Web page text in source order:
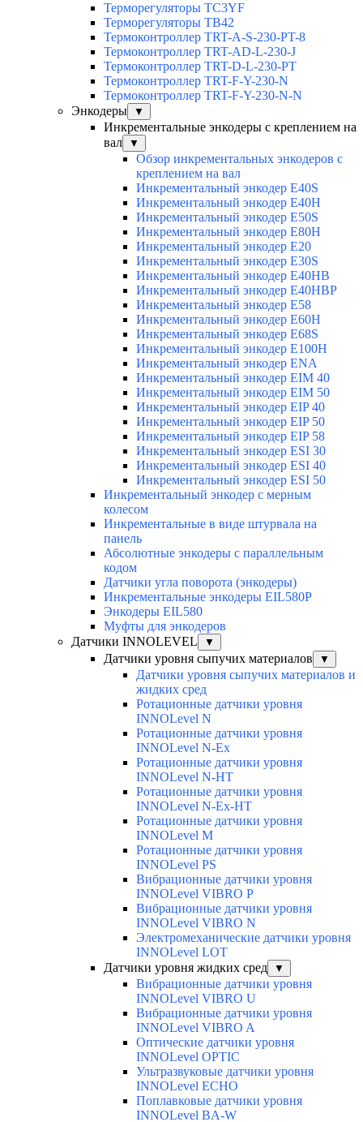
Терморегуляторы TC3YF
Терморегуляторы TB42
Термоконтроллер TRT-A-S-230-PT-8
Термоконтроллер TRT-AD-L-230-J
Термоконтроллер TRT-D-L-230-PT
Термоконтроллер TRT-F-Y-230-N
Термоконтроллер TRT-F-Y-230-N-N
Энкодеры
▼
Инкрементальные энкодеры с креплением на
вал
▼
Обзор инкрементальных энкодеров с
креплением на вал
Инкрементальный энкодер E40S
Инкрементальный энкодер E40H
Инкрементальный энкодер E50S
Инкрементальный энкодер E80H
Инкрементальный энкодер E20
Инкрементальный энкодер E30S
Инкрементальный энкодер E40HB
Инкрементальный энкодер E40HBP
Инкрементальный энкодер E58
Инкрементальный энкодер E60H
Инкрементальный энкодер E68S
Инкрементальный энкодер E100H
Инкрементальный энкодер ENA
Инкрементальный энкодер EIM 40
Инкрементальный энкодер EIM 50
Инкрементальный энкодер EIP 40
Инкрементальный энкодер EIP 50
Инкрементальный энкодер EIP 58
Инкрементальный энкодер ESI 30
Инкрементальный энкодер ESI 40
Инкрементальный энкодер ESI 50
Инкрементальный энкодер с мерным
колесом
Инкрементальные в виде штурвала на
панель
Абсолютные энкодеры с параллельным
кодом
Датчики угла поворота (энкодеры)
Инкрементальные энкодеры EIL580P
Энкодеры EIL580
Муфты для энкодеров
Датчики INNOLEVEL
▼
Датчики уровня сыпучих материалов ▼
Датчики уровня сыпучих материалов и
жидких сред
Ротационные датчики уровня
INNOLevel N
Ротационные датчики уровня
INNOLevel N-Ex
Ротационные датчики уровня
INNOLevel N-HT
Ротационные датчики уровня
INNOLevel N-Ex-HT
Ротационные датчики уровня
INNOLevel M
Ротационные датчики уровня
INNOLevel PS
Вибрационные датчики уровня
INNOLevel VIBRO P
Вибрационные датчики уровня
INNOLevel VIBRO N
Электромеханические датчики уровня
INNOLevel LOT
Датчики уровня жидких сред
▼
Вибрационные датчики уровня
INNOLevel VIBRO U
Вибрационные датчики уровня
INNOLevel VIBRO A
Оптические датчики уровня
INNOLevel OPTIC
Ультразвуковые датчики уровня
INNOLevel ECHO
Поплавковые датчики уровня
INNOLevel BA-W